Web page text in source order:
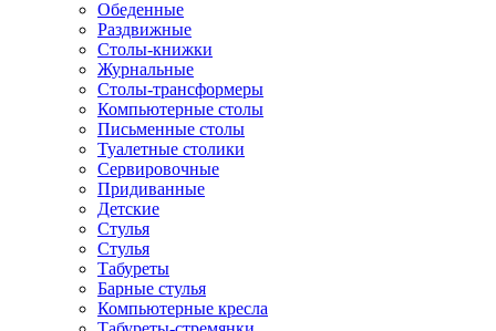
Обеденные
Раздвижные
Столы-книжки
Журнальные
Столы-трансформеры
Компьютерные столы
Письменные столы
Туалетные столики
Сервировочные
Придиванные
Детские
Стулья
Стулья
Табуреты
Барные стулья
Компьютерные кресла